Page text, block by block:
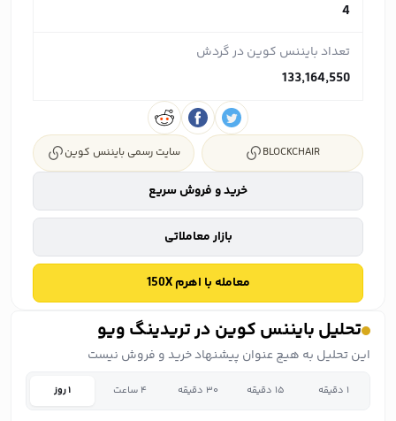
4
تعداد بایننس کوین در گردش
133,164,550
BLOCKCHAIR سایت رسمی بایننس کوین
خرید و فروش سریع
بازار معاملاتی
معامله با اهرم 150X
تحلیل بایننس کوین در تریدینگ ویو
این تحلیل به هیچ عنوان پیشنهاد خرید و فروش نیست
۱ دقیقه ۱۵ دقیقه ۳۰ دقیقه ۴ ساعت ۱ روز